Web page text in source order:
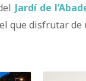
Jardí de
que disfrutar